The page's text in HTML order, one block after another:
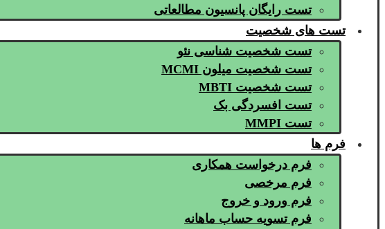
تست رایگان پانسیون مطالعاتی
تست های شخصیت
تست شخصیت شناسی نئو
تست شخصیت میلون MCMI
تست شخصیت MBTI
تست افسردگی بک
تست MMPI
فرم ها
فرم درخواست همکاری
فرم مرخصی
فرم ورود و خروج
فرم تسویه حساب ماهانه